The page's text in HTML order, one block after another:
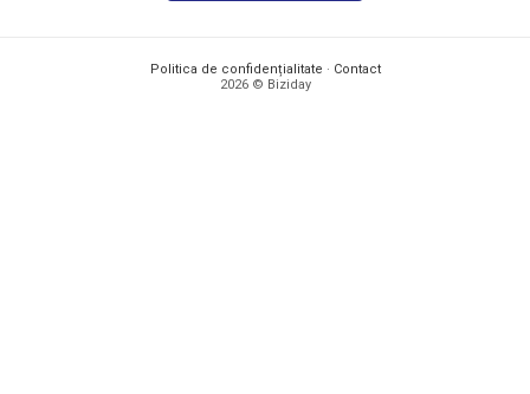
Politica de confidențialitate · Contact
2026 © Biziday